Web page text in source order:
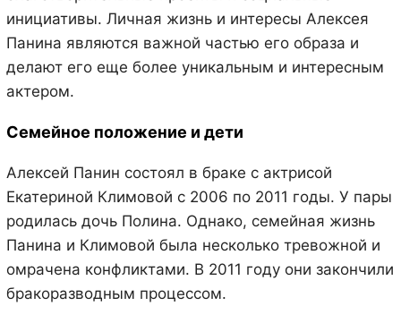
инициативы. Личная жизнь и интересы Алексея
Панина являются важной частью его образа и
делают его еще более уникальным и интересным
актером.
Семейное положение и дети
Алексей Панин состоял в браке с актрисой
Екатериной Климовой с 2006 по 2011 годы. У пары
родилась дочь Полина. Однако, семейная жизнь
Панина и Климовой была несколько тревожной и
омрачена конфликтами. В 2011 году они закончили
бракоразводным процессом.